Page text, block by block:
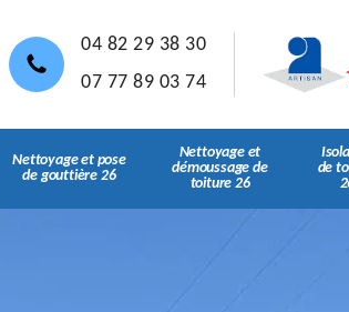
04 82 29 38 30
07 77 89 03 74
Nettoyage et pose
de gouttière 26
Nettoyage et
démoussage de
toiture 26
de